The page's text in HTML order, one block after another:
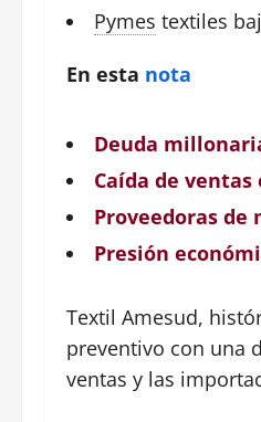
Pymes textiles
En esta nota
Deuda
Caída de
Proveedoras de
Presión
Textil Amesud,
preventivo con una
ventas y las